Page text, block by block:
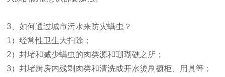
3、如何通过城市污水来防灾螨虫？
1）经常性卫生大扫除；
2）封堵和减少螨虫的肉类源和珊瑚礁之所；
3）封堵厨房内残剩肉类和清洗或开水烫刷橱柜、用具等；